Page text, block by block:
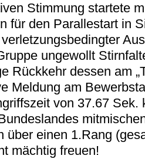
Stimmung startete
für den Parallestart in
ungewollt
Rückkehr dessen am
Meldung am
von 37.67 Sek.
über einen 1.Rang
mächtig freuen!